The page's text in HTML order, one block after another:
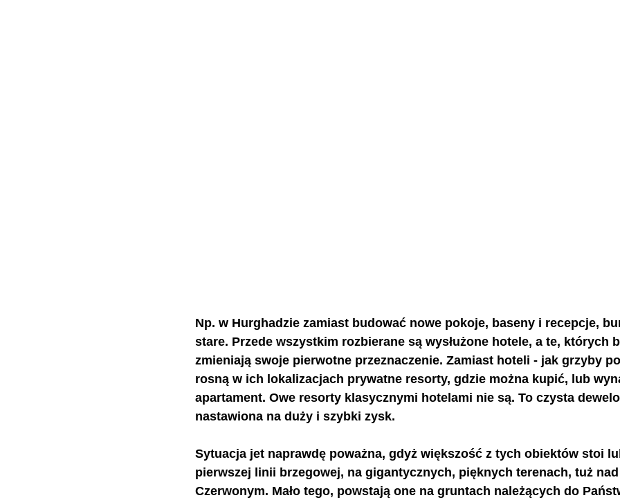
Np. w Hurghadzie zamiast budować nowe pokoje, baseny i recepcje,
stare. Przede wszystkim rozbierane są wysłużone hotele, a te, których
zmieniają swoje pierwotne przeznaczenie. Zamiast hoteli - jak grzyby
rosną w ich lokalizacjach prywatne resorty, gdzie można kupić, lub
apartament. Owe resorty klasycznymi hotelami nie są. To czysta
nastawiona na duży i szybki zysk.
Sytuacja jet naprawdę poważna, gdyż większość z tych obiektów stoi
pierwszej linii brzegowej, na gigantycznych, pięknych terenach, tuż nad
Czerwonym. Mało tego, powstają one na gruntach należących do